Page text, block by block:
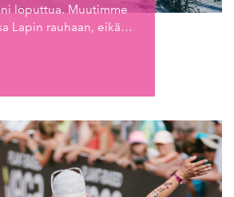
loputtua. Muutimme
Lapin rauhaan, eikä…